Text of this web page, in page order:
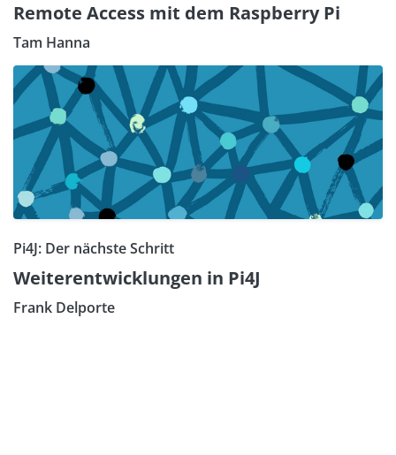
Remote Access mit dem Raspberry Pi
Tam Hanna
Pi4J: Der nächste Schritt
Weiterentwicklungen in Pi4J
Frank Delporte